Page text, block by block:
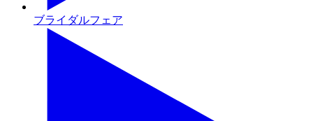
ブライダルフェア